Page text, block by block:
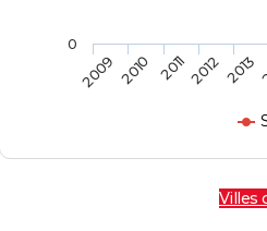
2009 2010 20112012 2013
0
Villes